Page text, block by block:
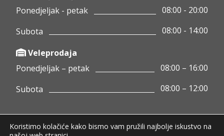
Ponedjeljak - petak
08:00 - 20:00
Subota
08:00 - 14:00
Veleprodaja
Ponedjeljak – petak
08:00 – 16:00
Subota
08:00 – 12:00
Koristimo kolačiće kako bismo vam pružili najbolje iskustvo na